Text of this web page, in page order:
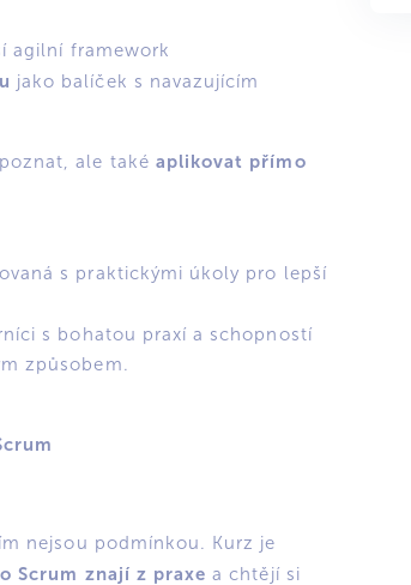
agilní framework
jako balíček s navazujícím
ale také aplikovat přímo
s praktickými úkoly pro lepší
s bohatou praxí a schopností
způsobem.
nejsou podmínkou. Kurz je
Scrum znají z praxea chtějí si